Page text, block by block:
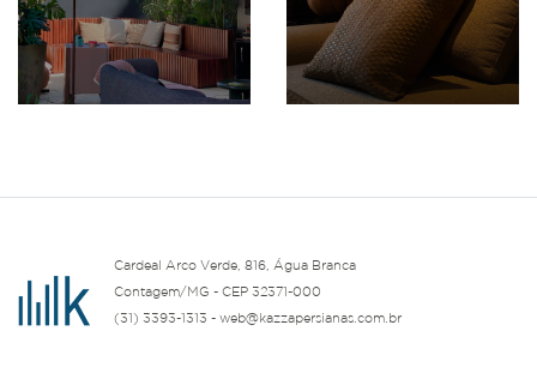
Cardeal Arco Verde, 816, Água Branca
Contagem/MG - CEP 32371-000
(31) 3393-1313 - web@kazzapersianas.com.br